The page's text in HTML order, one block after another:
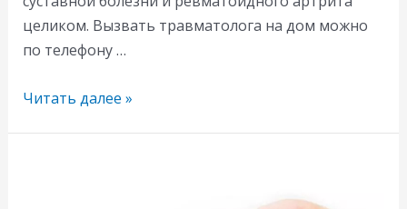
целиком. Вызвать травматолога на дом можно
по телефону …
Как
Читать далее »